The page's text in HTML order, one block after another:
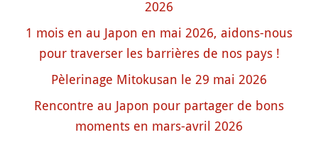
2026
1 mois en au Japon en mai 2026, aidons-nous
pour traverser les barrières de nos pays !
Pèlerinage Mitokusan le 29 mai 2026
Rencontre au Japon pour partager de bons
moments en mars-avril 2026